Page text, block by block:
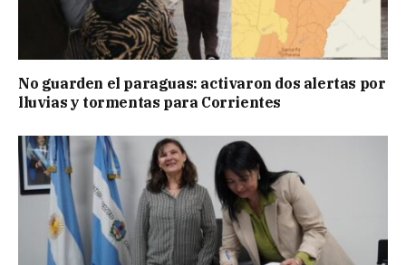
No guarden el paraguas: activaron dos alertas por
lluvias y tormentas para Corrientes